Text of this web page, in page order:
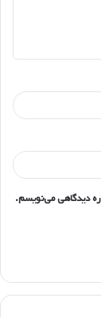
دیدگاهی می‌نویسم.